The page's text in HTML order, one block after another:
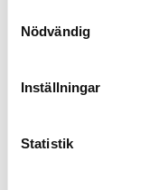
Nödvändig
Inställningar
Statistik